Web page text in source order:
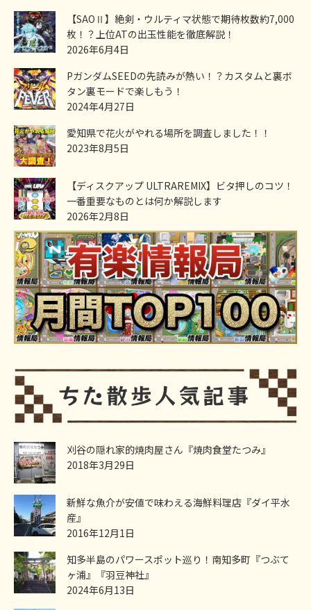
【SAOⅡ】絶剣・ウルティマ状態で期待枚数約7,000
枚！？上位ATの出玉性能を徹底解説！
2026年6月4日
PガンダムSEEDの先読みが熱い！？カスタムと裏ボ
タン裏モードで楽しもう！
2024年4月27日
愛知県で花火がやれる場所を調査しました！！
2023年8月5日
【ディスクアップ ULTRAREMIX】ビタ押しのコツ！
一番重要なものとは何か解説します
2026年2月8日
刈谷の隠れ家的焼肉屋さん『焼肉食堂たつみ』
2018年3月29日
新鮮な魚介が安値で味わえる海鮮料理店『ダイ平水
産』
2016年12月1日
知多半島のパワースポット巡り！南知多町『つぶて
ヶ浦』『羽豆神社』
2024年6月13日